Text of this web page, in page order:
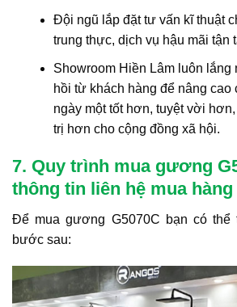
Đội ngũ lắp đặt tư vấn kĩ thuật
trung thực, dịch vụ hậu mãi tận
Showroom Hiền Lâm luôn lắng
hồi từ khách hàng để nâng
ngày một tốt hơn, tuyệt vời
trị hơn cho cộng đồng xã hội.
7. Quy trình mua gương
thông tin liên hệ mua hàng
Để mua gương G5070C bạn có thể
bước sau: